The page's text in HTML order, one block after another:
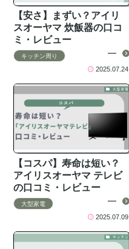
【安さ】まずい？アイリ
スオーヤマ 炊飯器の口コ
ミ・レビュー
キッチン周り
2025.07.24
【コスパ】寿命は短い？
アイリスオーヤマ テレビ
の口コミ・レビュー
大型家電
2025.07.09